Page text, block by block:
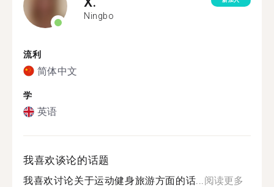
Ningbo
流利
简体中文
学
英语
我喜欢谈论的话题
我喜欢讨论关于运动健身旅游方面的话...阅读更多